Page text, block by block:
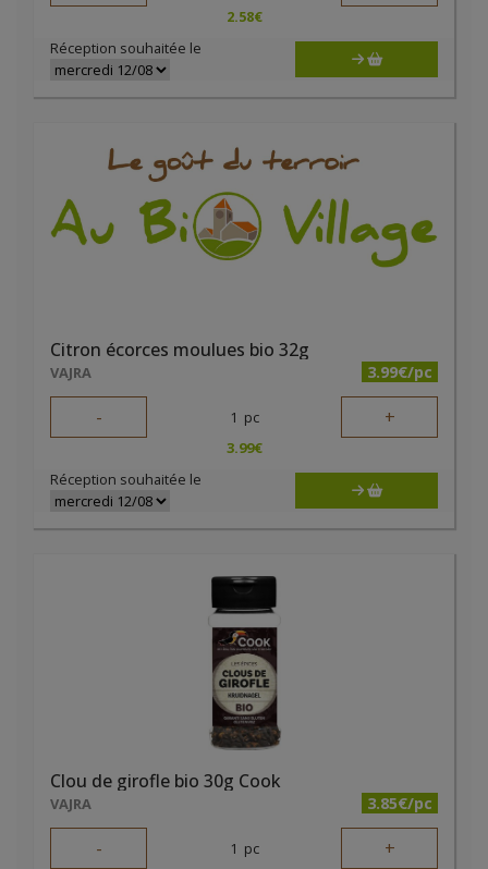
2.58€
Réception souhaitée le
Citron écorces moulues bio 32g
VAJRA 3.99€/pc
- 1 pc +
3.99€
Réception souhaitée le
Clou de girofle bio 30g Cook
VAJRA 3.85€/pc
- 1 pc +